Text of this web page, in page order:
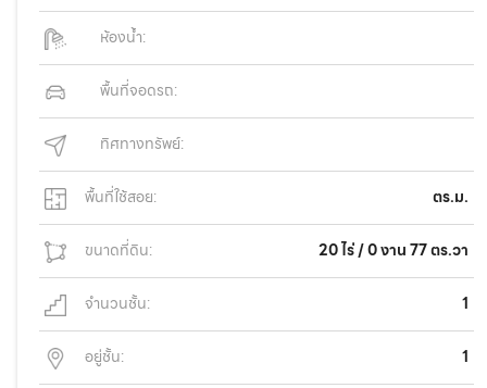
ห้องน้ำ:
พื้นที่จอดรถ:
ทิศทางทรัพย์:
พื้นที่ใช้สอย: ตร.ม.
ขนาดที่ดิน: 20 ไร่ / 0 งาน 77 ตร.วา
จำนวนชั้น: 1
อยู่ชั้น: 1